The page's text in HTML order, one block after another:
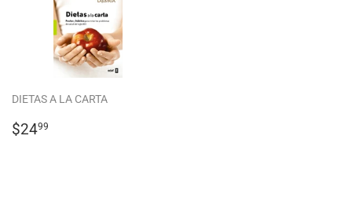
DIETAS A LA CARTA
PRECIO
$2499